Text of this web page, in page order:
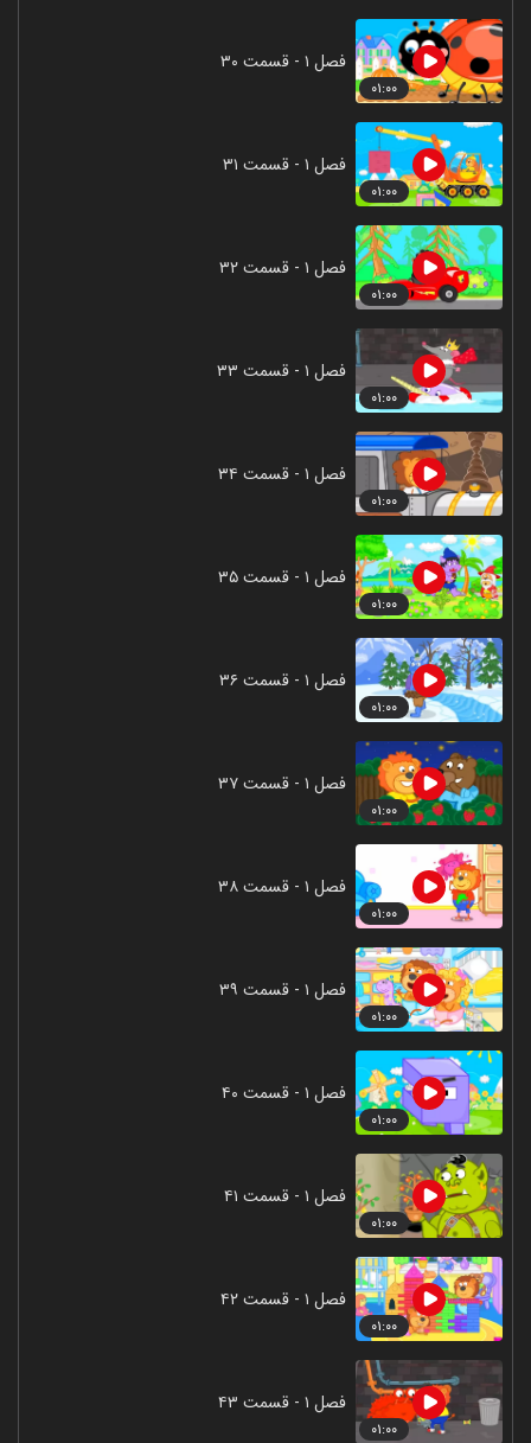
۰۱:۰۰
فصل ۱ - قسمت ۳۰
۰۱:۰۰
فصل ۱ - قسمت ۳۱
۰۱:۰۰
فصل ۱ - قسمت ۳۲
۰۱:۰۰
فصل ۱ - قسمت ۳۳
۰۱:۰۰
فصل ۱ - قسمت ۳۴
۰۱:۰۰
فصل ۱ - قسمت ۳۵
۰۱:۰۰
فصل ۱ - قسمت ۳۶
۰۱:۰۰
فصل ۱ - قسمت ۳۷
۰۱:۰۰
فصل ۱ - قسمت ۳۸
۰۱:۰۰
فصل ۱ - قسمت ۳۹
۰۱:۰۰
فصل ۱ - قسمت ۴۰
۰۱:۰۰
فصل ۱ - قسمت ۴۱
۰۱:۰۰
فصل ۱ - قسمت ۴۲
۰۱:۰۰
فصل ۱ - قسمت ۴۳